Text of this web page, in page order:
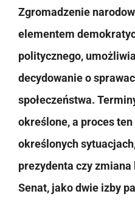
Zgromadzenie
elementem
politycznego,
decydowanie o
społeczeństwa.
określone, a proces
określonych
prezydenta czy
Senat, jako dwie izby